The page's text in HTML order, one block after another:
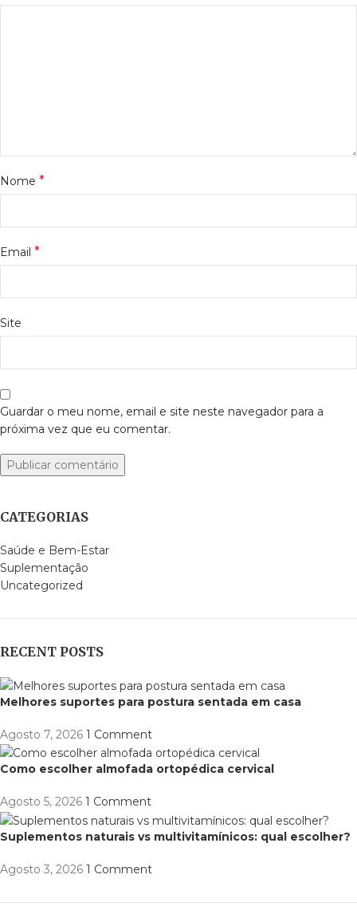
Nome *
Email *
Site
Guardar o meu nome, email e site neste navegador para a
próxima vez que eu comentar.
CATEGORIAS
Saúde e Bem-Estar
Suplementação
Uncategorized
RECENT POSTS
Melhores suportes para postura sentada em casa
Agosto 7, 2026 1 Comment
Como escolher almofada ortopédica cervical
Agosto 5, 2026 1 Comment
Suplementos naturais vs multivitamínicos: qual escolher?
Agosto 3, 2026 1 Comment